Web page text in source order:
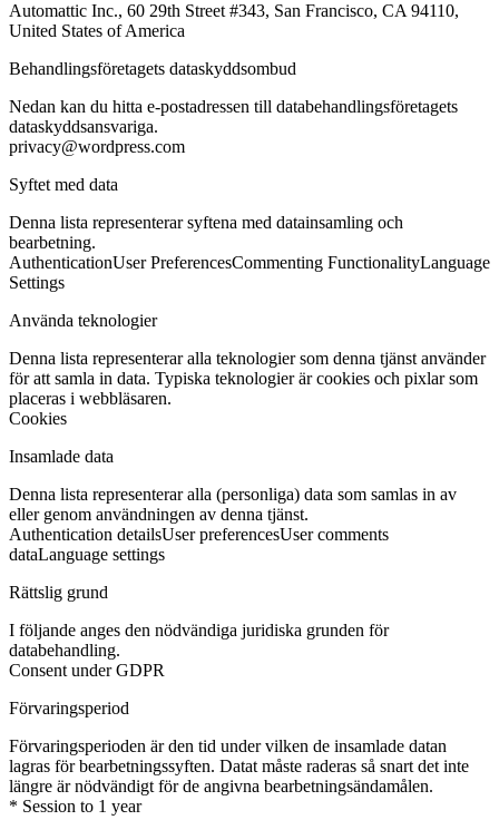
Automattic Inc., 60 29th Street #343, San Francisco, CA 94110,
United States of America
Behandlingsföretagets dataskyddsombud
Nedan kan du hitta e-postadressen till databehandlingsföretagets
dataskyddsansvariga.
privacy@wordpress.com
Syftet med data
Denna lista representerar syftena med datainsamling och
bearbetning.
AuthenticationUser PreferencesCommenting FunctionalityLanguage
Settings
Använda teknologier
Denna lista representerar alla teknologier som denna tjänst använder
för att samla in data. Typiska teknologier är cookies och pixlar som
placeras i webbläsaren.
Cookies
Insamlade data
Denna lista representerar alla (personliga) data som samlas in av
eller genom användningen av denna tjänst.
Authentication detailsUser preferencesUser comments
dataLanguage settings
Rättslig grund
I följande anges den nödvändiga juridiska grunden för
databehandling.
Consent under GDPR
Förvaringsperiod
Förvaringsperioden är den tid under vilken de insamlade datan
lagras för bearbetningssyften. Datat måste raderas så snart det inte
längre är nödvändigt för de angivna bearbetningsändamålen.
* Session to 1 year